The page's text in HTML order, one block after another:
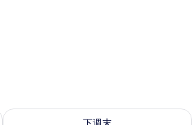
查看下週末 (8月 21 - 8月 23) 的供應情況